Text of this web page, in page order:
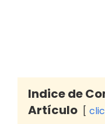
Indice de
Artículo